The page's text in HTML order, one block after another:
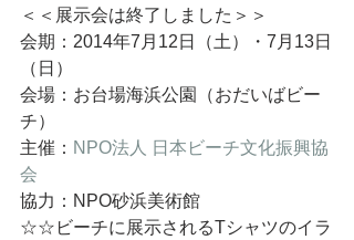
＜＜展示会は終了しました＞＞
会期：2014年7月12日（土）・7月13日
（日）
会場：お台場海浜公園（おだいばビー
チ）
主催： NPO法人 日本ビーチ文化振興協
会
協力：NPO砂浜美術館
☆☆ビーチに展示されるTシャツのイラ